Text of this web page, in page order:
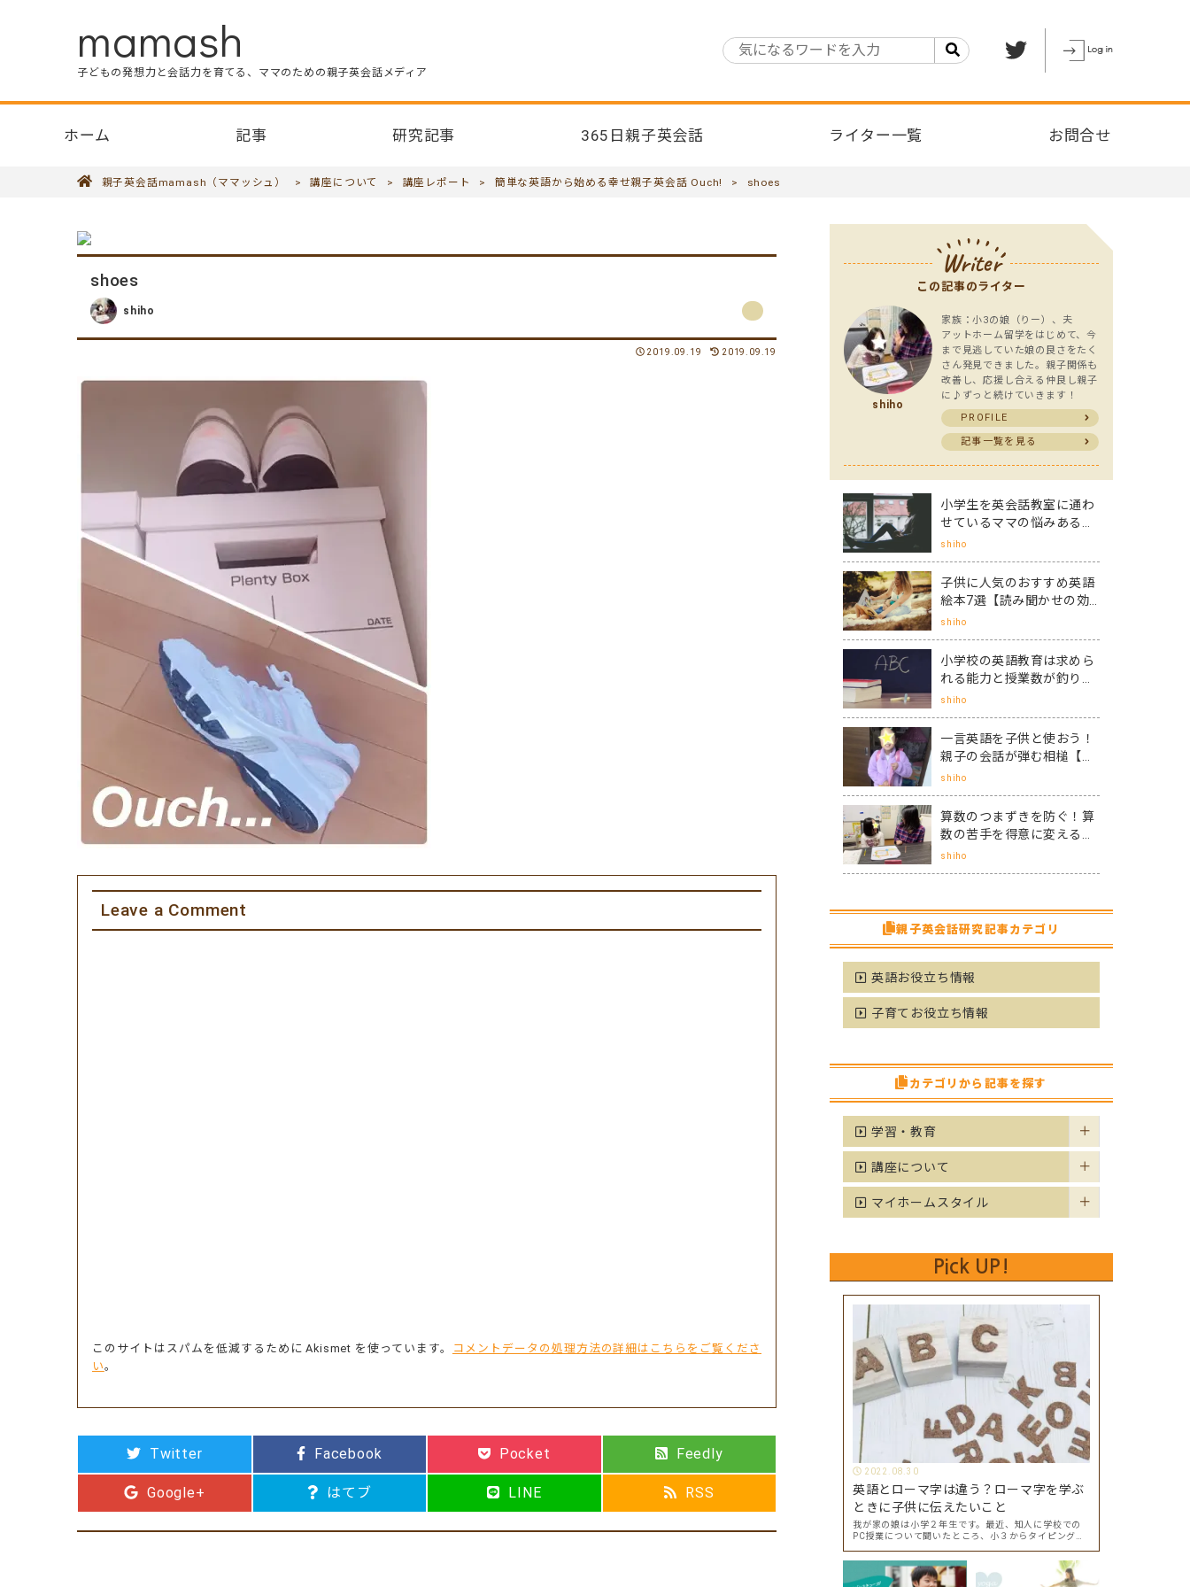
mamash
子どもの発想力と会話力を育てる、ママのための親子英会話メディア
ホーム 記事 研究記事 365日親子英会話 ライター一覧 お問合せ
親子英会話mamash（ママッシュ） > 講座について > 講座レポート > 簡単な英語から始める幸せ親子英会話 Ouch! > shoes
shoes
shiho
2019.09.19 2019.09.19
Leave a Comment
このサイトはスパムを低減するために Akismet を使っています。
コメントデータの処理方法の詳細はこちらをご覧くださ
い。
Twitter Facebook Pocket Feedly
Google+ はてブ LINE RSS
Writer
この記事のライター
shiho
家族：小3の娘（りー）、夫
アットホーム留学をはじめて、今
まで見逃していた娘の良さをたく
さん発見できました。親子関係も
改善し、応援し合える仲良し親子
に♪ずっと続けていきます！
PROFILE
記事一覧を見る
小学生を英会話教室に通わ
せているママの悩みあるあ
る5選【解決策も！】
shiho
子供に人気のおすすめ英語
絵本7選【読み聞かせの効
果やコツも！】
shiho
小学校の英語教育は求めら
れる能力と授業数が釣り合
っていない実情
shiho
一言英語を子供と使おう！
親子の会話が弾む相槌【一
言英語フレーズ7選】
shiho
算数のつまずきを防ぐ！算
数の苦手を得意に変えるた
めに親がサポートする3つ
shiho
親子英会話研究記事カテゴリ
英語お役立ち情報
子育てお役立ち情報
カテゴリから記事を探す
学習・教育
講座について
マイホームスタイル
Pick UP!
2022.08.30
英語とローマ字は違う？ローマ字を学ぶ
ときに子供に伝えたいこと
我が家の娘は小学２年生です。最近、知人に学校での
PC授業について聞いたところ、小３からタイピングを
よ、ということでした。 その話を聞いた娘は「私もや
ってみたい」ということでタイピングを始めたので…